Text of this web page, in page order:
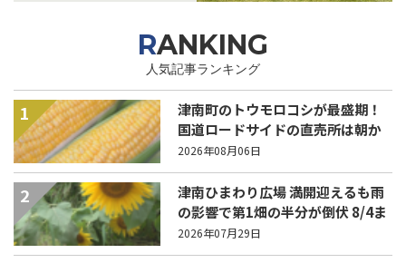
RANKING
人気記事ランキング
1
津南町のトウモロコシが最盛期！
国道ロードサイドの直売所は朝か
ら長い列！
2026年08月06日
2
津南ひまわり広場 満開迎えるも雨
の影響で第1畑の半分が倒伏 8/4ま
で駐車場を無料開放
2026年07月29日